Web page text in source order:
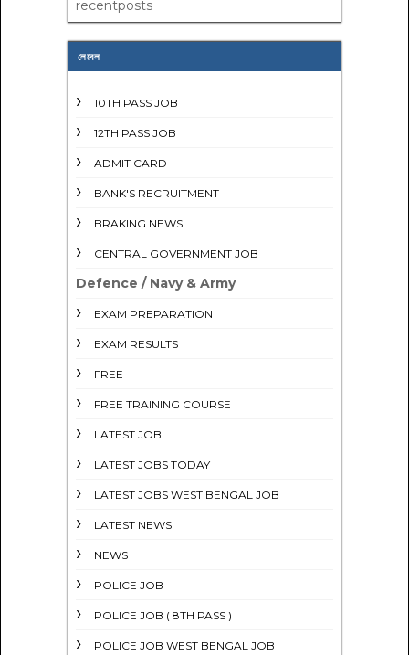
recentposts
লেবেল
10TH PASS JOB
12TH PASS JOB
ADMIT CARD
BANK'S RECRUITMENT
BRAKING NEWS
CENTRAL GOVERNMENT JOB
Defence / Navy & Army
EXAM PREPARATION
EXAM RESULTS
FREE
FREE TRAINING COURSE
LATEST JOB
LATEST JOBS TODAY
LATEST JOBS WEST BENGAL JOB
LATEST NEWS
NEWS
POLICE JOB
POLICE JOB ( 8TH PASS )
POLICE JOB WEST BENGAL JOB